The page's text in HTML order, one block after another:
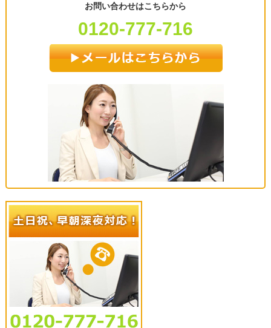
お問い合わせはこちらから
0120-777-716